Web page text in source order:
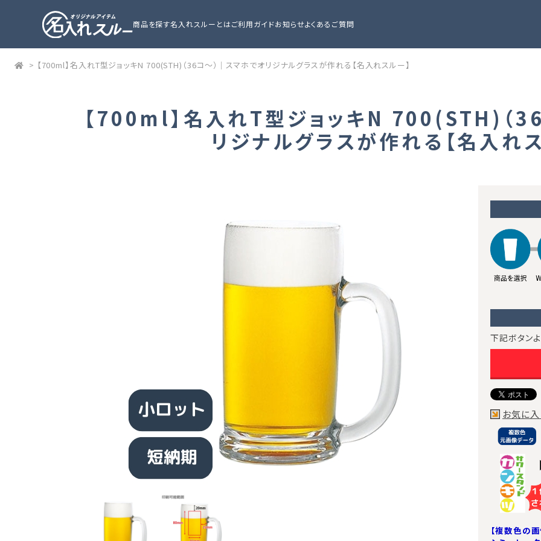
商品を探す名入れスルーとはご利用ガイドお知らせよくあるご質問
> 【700ml】名入れT型ジョッキN 700(STH)（36コ～）｜スマホでオリジナルグラスが作れる【名入れスルー】
【700ml】名入れT型ジョッキN 700(STH)（
リジナルグラスが作れる【名入れ
下記ボタン
お気に
【複数色の